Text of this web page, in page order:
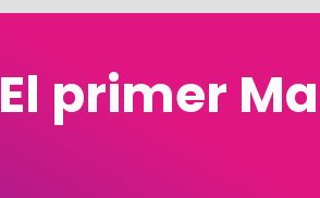
El primer